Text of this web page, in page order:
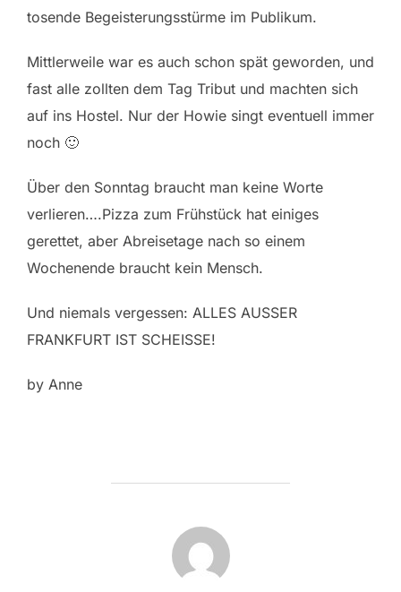
tosende Begeisterungsstürme im Publikum.
Mittlerweile war es auch schon spät geworden, und
fast alle zollten dem Tag Tribut und machten sich
auf ins Hostel. Nur der Howie singt eventuell immer
noch 🙂
Über den Sonntag braucht man keine Worte
verlieren….Pizza zum Frühstück hat einiges
gerettet, aber Abreisetage nach so einem
Wochenende braucht kein Mensch.
Und niemals vergessen: ALLES AUSSER
FRANKFURT IST SCHEISSE!
by Anne
BEITRAGSAUTOR